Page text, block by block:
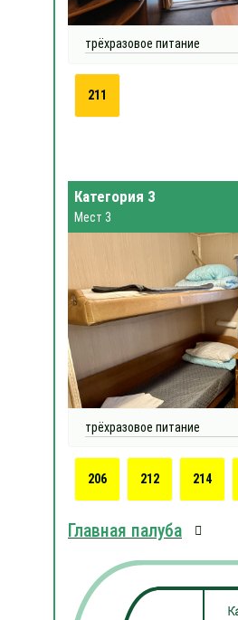
трёхразовое питание
211
Категория 3
Мест 3
трёхразовое питание
206 212 214
Главная палуба